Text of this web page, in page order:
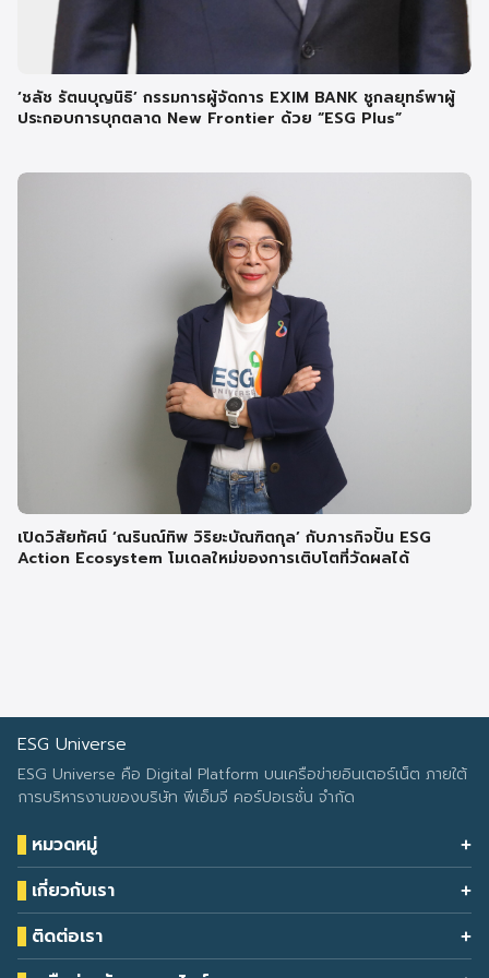
‘ชลัช รัตนบุญนิธิ’ กรรมการผู้จัดการ EXIM BANK ชูกลยุทธ์พาผู้
ประกอบการบุกตลาด New Frontier ด้วย “ESG Plus”
เปิดวิสัยทัศน์ ‘ณรินณ์ทิพ วิริยะบัณฑิตกุล’ กับภารกิจปั้น ESG
Action Ecosystem โมเดลใหม่ของการเติบโตที่วัดผลได้
ESG Universe
ESG Universe คือ Digital Platform บนเครือข่ายอินเตอร์เน็ต ภายใต้
การบริหารงานของบริษัท พีเอ็มจี คอร์ปอเรชั่น จำกัด
หมวดหมู่
Health & Wellness
Eco Icon
ESG Data
Climate Change
เกี่ยวกับเรา
Our Services
About Us
ติดต่อเรา
โทรศัพท์: 090-549-2524